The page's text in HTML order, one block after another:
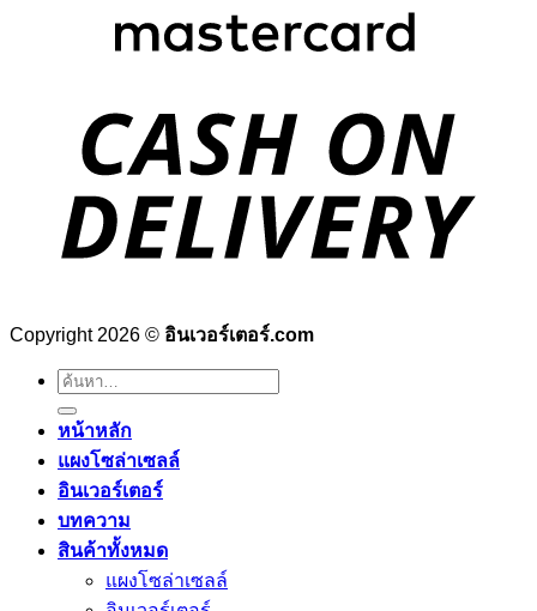
Copyright 2026 © อินเวอร์เตอร์.com
ค้นหา:
หน้าหลัก
แผงโซล่าเซลล์
อินเวอร์เตอร์
บทความ
สินค้าทั้งหมด
แผงโซล่าเซลล์